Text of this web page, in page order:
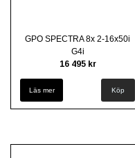
GPO SPECTRA 8x 2-16x50i
G4i
16 495 kr
Läs mer